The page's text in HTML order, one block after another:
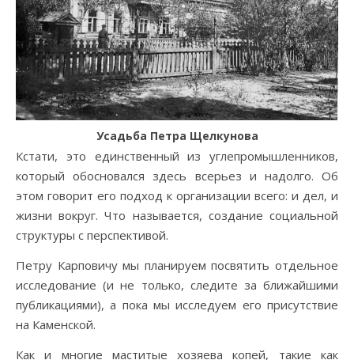
Усадьба Петра Щелкунова
Кстати, это единственный из углепромышленников,
который обосновался здесь всерьез и надолго. Об
этом говорит его подход к организации всего: и дел, и
жизни вокруг. Что называется, создание социальной
структуры с перспективой.
Петру Карповичу мы планируем посвятить отдельное
исследование (и не только, следите за ближайшими
публикациями), а пока мы исследуем его присутствие
на Каменской.
Как и многие маститые хозяева копей, такие как